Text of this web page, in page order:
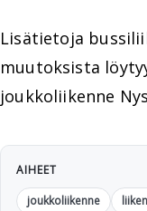
Lisätietoja
muutoksista
joukkoliikenne
AIHEET
joukkoliikenne